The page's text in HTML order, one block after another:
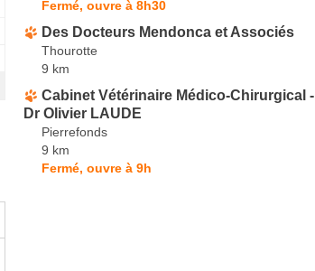
Fermé, ouvre à 8h30
Des Docteurs Mendonca et Associés
Thourotte
9 km
Cabinet Vétérinaire Médico-Chirurgical -
Dr Olivier LAUDE
Pierrefonds
9 km
Fermé, ouvre à 9h